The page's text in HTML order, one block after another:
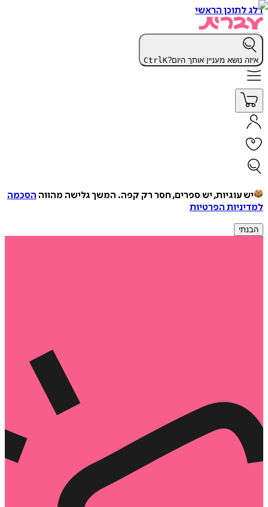
דלג לתוכן הראשי
איזה נושא מעניין אותך היום? CtrlK
יש עוגיות, יש ספרים, חסר רק קפה. המשך גלישה מהווה הסכמה
למדיניות הפרטיות
הבנתי